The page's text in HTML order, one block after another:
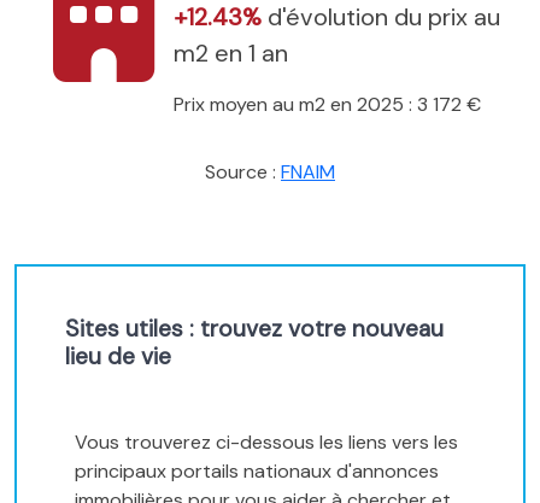
+12.43% d'évolution du prix au
m2 en 1 an
Prix moyen au m2 en 2025 : 3 172 €
Source : FNAIM
Sites utiles : trouvez votre nouveau
lieu de vie
Vous trouverez ci-dessous les liens vers les
principaux portails nationaux d'annonces